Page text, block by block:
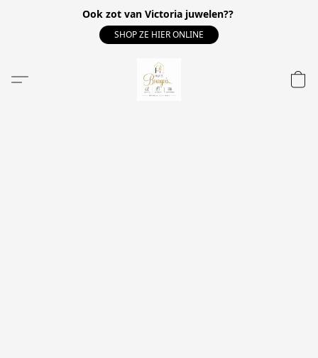
Ook zot van Victoria juwelen??
SHOP ZE HIER ONLINE